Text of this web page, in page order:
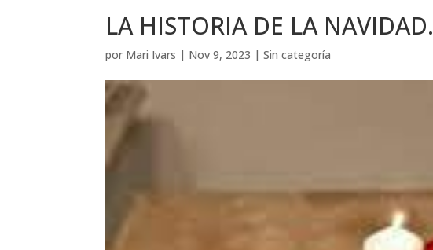
LA HISTORIA DE LA NAVIDAD.
por Mari Ivars | Nov 9, 2023 |Sin categoría